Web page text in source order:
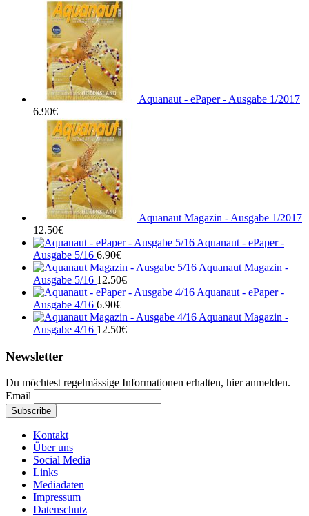
Aquanaut - ePaper - Ausgabe 1/2017
6.90€
Aquanaut Magazin - Ausgabe 1/2017
12.50€
Aquanaut - ePaper -
Ausgabe 5/16 6.90€
Aquanaut Magazin -
Ausgabe 5/16 12.50€
Aquanaut - ePaper -
Ausgabe 4/16 6.90€
Aquanaut Magazin -
Ausgabe 4/16 12.50€
Newsletter
Du möchtest regelmässige Informationen erhalten, hier anmelden.
Email
Kontakt
Über uns
Social Media
Links
Mediadaten
Impressum
Datenschutz